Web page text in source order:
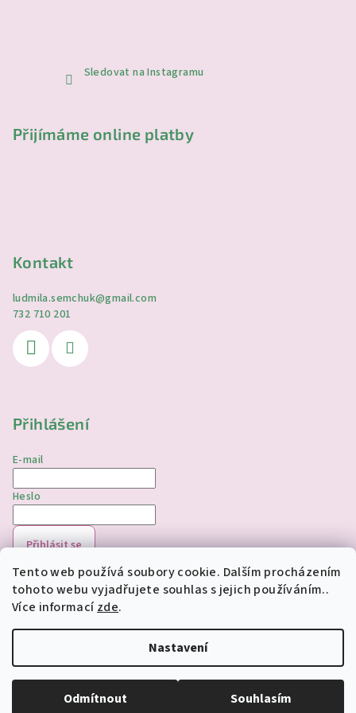
Tento web používá soubory cookie. Dalším procházením
tohoto webu vyjadřujete souhlas s jejich používáním..
Více informacízde.
Nastavení
Odmítnout Souhlasím
Sledovat na Instagramu
Přijímáme online platby
Kontakt
ludmila.semchuk@gmail.com
732 710 201
Přihlášení
E-mail
Heslo
Přihlásit se
Nová registraceZapomenuté heslo
Copyright 2026jednorozciverivnas.cz. Všechna práva
Upravit nastavení cookies
Vytvořil Shoptet